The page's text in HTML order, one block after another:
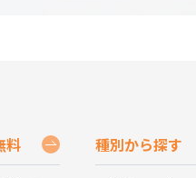
料 種別から探す